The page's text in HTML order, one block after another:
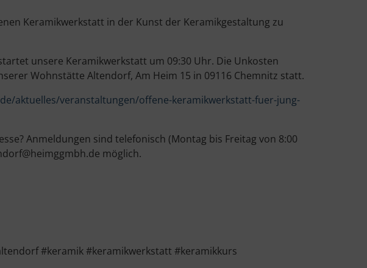
Keramikwerkstatt in der Kunst der Keramikgestaltung zu
unsere Keramikwerkstatt um 09:30 Uhr. Die Unkosten
Wohnstätte Altendorf, Am Heim 15 in 09116 Chemnitz statt.
aktuelles/veranstaltungen/offene-keramikwerkstatt-fuer-jung-
Anmeldungen sind telefonisch (Montag bis Freitag von 8:00
möglich.
#keramik #keramikwerkstatt #keramikkurs